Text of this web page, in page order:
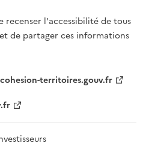
recenser l'accessibilité de tous
de partager ces informations
cohesion-territoires.gouv.fr